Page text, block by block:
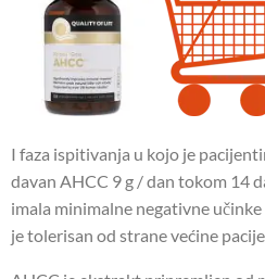
I faza ispitivanja u kojo je
davan AHCC 9 g / dan tokom 14
imala minimalne negativne
je tolerisan od strane većine